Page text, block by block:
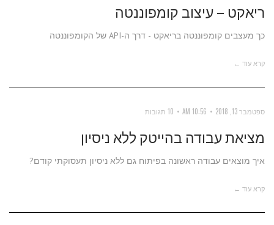
ריאקט – עיצוב קומפוננטה
כך מעצבים קומפוננטה בריאקט - דרך ה-API של הקומפוננטה
קרא עוד ←
ספטמבר 13, 2018 10:56 AM 10 תגובות
מציאת עבודה בהייטק ללא ניסיון
איך מוצאים עבודה ראשונה בפיתוח גם ללא ניסיון תעסוקתי קודם?
קרא עוד ←